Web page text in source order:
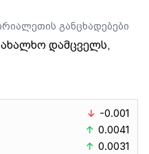
განცხადებები
დამცველს,
-0.001
0.0041
0.0031